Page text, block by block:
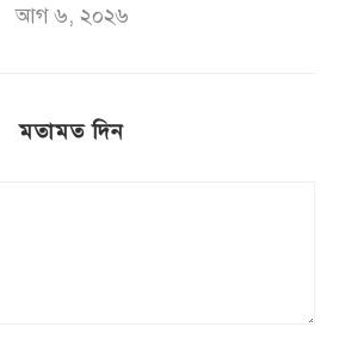
আগ ৬, ২০২৬
মতামত দিন